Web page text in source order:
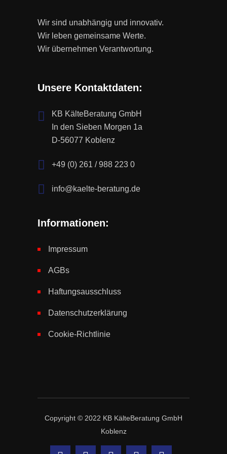
Wir sind unabhängig und innovativ.
Wir leben gemeinsame Werte.
Wir übernehmen Verantwortung.
Unsere Kontaktdaten:
KB KälteBeratung GmbH
In den Sieben Morgen 1a
D-56077 Koblenz
+49 (0) 261 / 988 223 0
info@kaelte-beratung.de
Informationen:
Impressum
AGBs
Haftungsausschluss
Datenschutzerklärung
Cookie-Richtlinie
Copyright © 2022 KB KälteBeratung GmbH
Koblenz